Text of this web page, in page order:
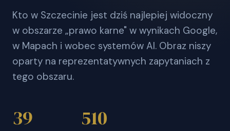
Kto w Szczecinie jest dziś najlepiej widoczny
w obszarze „prawo karne" w wynikach Google,
w Mapach i wobec systemów AI. Obraz niszy
oparty na reprezentatywnych zapytaniach z
tego obszaru.
39 510